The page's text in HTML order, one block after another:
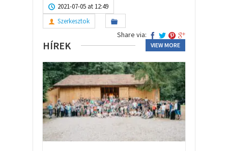
2021-07-05 at 12:49
Szerkesztok
Share via:
HÍREK VIEW MORE